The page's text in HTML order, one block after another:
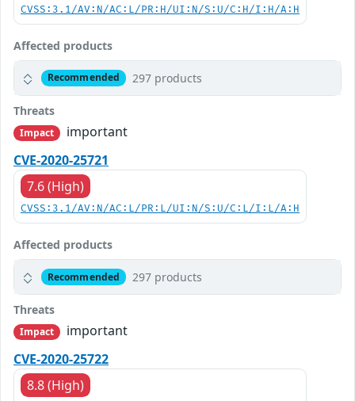
CVSS:3.1/AV:N/AC:L/PR:H/UI:N/S:U/C:H/I:H/A:H
Affected products
Recommended 297 products
Threats
Impact
important
CVE-2020-25721
7.6 (High)
CVSS:3.1/AV:N/AC:L/PR:L/UI:N/S:U/C:L/I:L/A:H
Affected products
Recommended 297 products
Threats
Impact
important
CVE-2020-25722
8.8 (High)